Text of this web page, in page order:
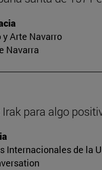
Arte Navarro
Navarra
para algo
Internacionales de la